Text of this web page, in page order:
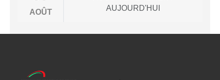
AOÛT
AUJOURD'HUI